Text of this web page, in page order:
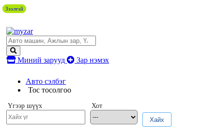
Миний зарууд Зар нэмэх
Авто сэлбэг
Тос тосолгоо
Үгээр шүүх
Хот
Хайх
Зээлтэй
Зээлтэй